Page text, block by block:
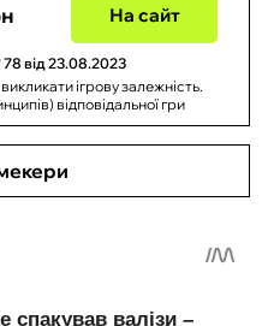
На сайт
від 23.08.2023
ігрову залежність.
відповідальної гри